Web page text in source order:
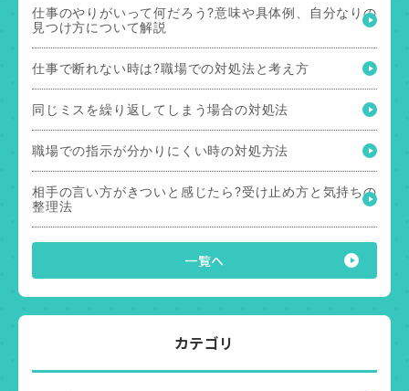
仕事のやりがいって何だろう?意味や具体例、自分なりの
見つけ方について解説
仕事で断れない時は?職場での対処法と考え方
同じミスを繰り返してしまう場合の対処法
職場での指示が分かりにくい時の対処方法
相手の言い方がきついと感じたら?受け止め方と気持ちの
整理法
一覧へ
カテゴリ